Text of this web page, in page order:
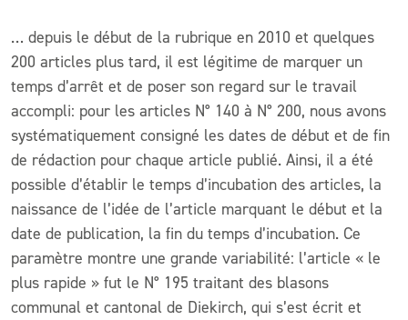
… depuis le début de la rubrique en 2010 et quelques
200 articles plus tard, il est légitime de marquer un
temps d’arrêt et de poser son regard sur le travail
accompli: pour les articles N° 140 à N° 200, nous avons
systématiquement consigné les dates de début et de fin
de rédaction pour chaque article publié. Ainsi, il a été
possible d’établir le temps d’incubation des articles, la
naissance de l’idée de l’article marquant le début et la
date de publication, la fin du temps d’incubation. Ce
paramètre montre une grande variabilité: l’article « le
plus rapide » fut le N° 195 traitant des blasons
communal et cantonal de Diekirch, qui s’est écrit et